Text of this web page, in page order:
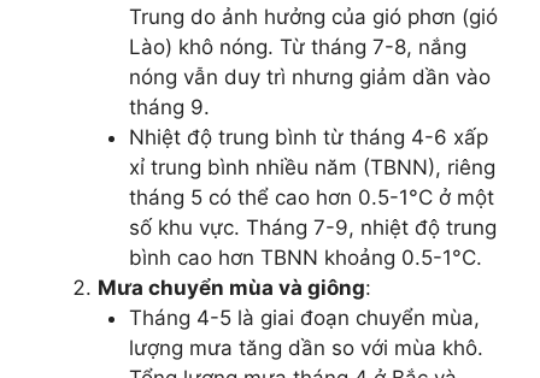
Trung do ảnh hưởng của gió phơn (gió
Lào) khô nóng. Từ tháng 7-8, nắng
nóng vẫn duy trì nhưng giảm dần vào
tháng 9.
Nhiệt độ trung bình từ tháng 4-6 xấp
xỉ trung bình nhiều năm (TBNN), riêng
tháng 5 có thể cao hơn 0.5-1°C ở một
số khu vực. Tháng 7-9, nhiệt độ trung
bình cao hơn TBNN khoảng 0.5-1°C.
Mưa chuyển mùa và giông:
Tháng 4-5 là giai đoạn chuyển mùa,
lượng mưa tăng dần so với mùa khô.